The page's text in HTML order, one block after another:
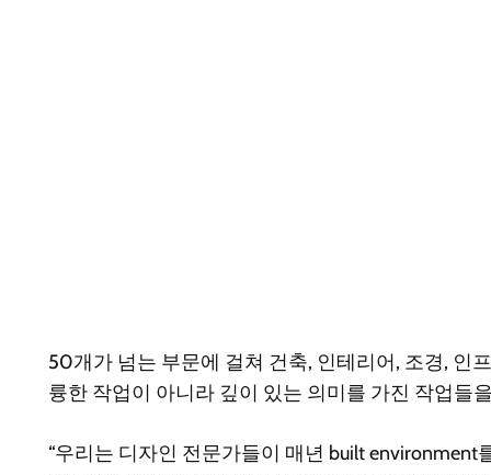
50개가 넘는 부문에 걸쳐 건축, 인테리어, 조경, 인
륭한 작업이 아니라 깊이 있는 의미를 가진 작업들
“우리는 디자인 전문가들이 매년 built